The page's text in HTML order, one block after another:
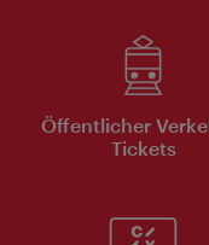
Öffentlicher
Tickets